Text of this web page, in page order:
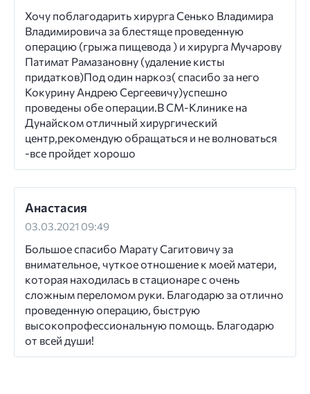
Хочу поблагодарить хирурга Сенько Владимира
Владимировича за блестяще проведенную
операцию (грыжа пищевода ) и хирурга Мучарову
Патимат Рамазановну (удаление кисты
придатков)Под один наркоз( спасибо за него
Кокурину Андрею Сергеевичу)успешно
проведены обе операции.В СМ-Клинике на
Дунайском отличный хирургический
центр,рекомендую обращаться и не волноваться
-все пройдет хорошо
Анастасия
03.03.2021 09:49
Большое спасибо Марату Сагитовичу за
внимательное, чуткое отношение к моей матери,
которая находилась в стационаре с очень
сложным переломом руки. Благодарю за отлично
проведенную операцию, быструю
высокопрофессиональную помощь. Благодарю
от всей души!